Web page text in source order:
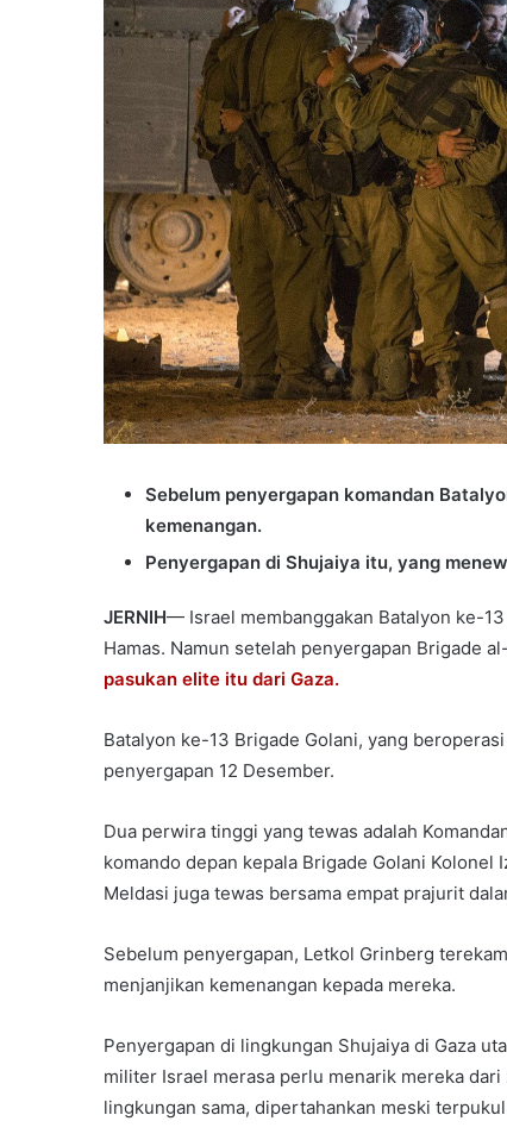
Sebelum penyergapan komandan
kemenangan.
Penyergapan di Shujaiya itu, yang
JERNIH— Israel membanggakan Batalyon ke-
Hamas. Namun setelah penyergapan Brigade
pasukan elite itu dari Gaza.
Batalyon ke-13 Brigade Golani, yang
penyergapan 12 Desember.
Dua perwira tinggi yang tewas adalah
komando depan kepala Brigade Golani Kolonel
Meldasi juga tewas bersama empat prajurit
Sebelum penyergapan, Letkol Grinberg
menjanjikan kemenangan kepada mereka.
Penyergapan di lingkungan Shujaiya di Gaza
militer Israel merasa perlu menarik mereka
lingkungan sama, dipertahankan meski